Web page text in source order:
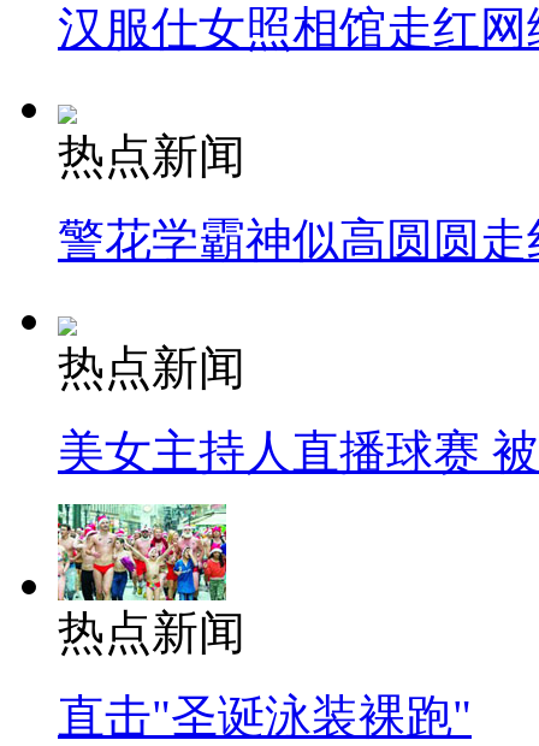
汉服仕女照相馆走红网
热点新闻
警花学霸神似高圆圆走
热点新闻
美女主持人直播球赛
热点新闻
直击"圣诞泳装裸跑"